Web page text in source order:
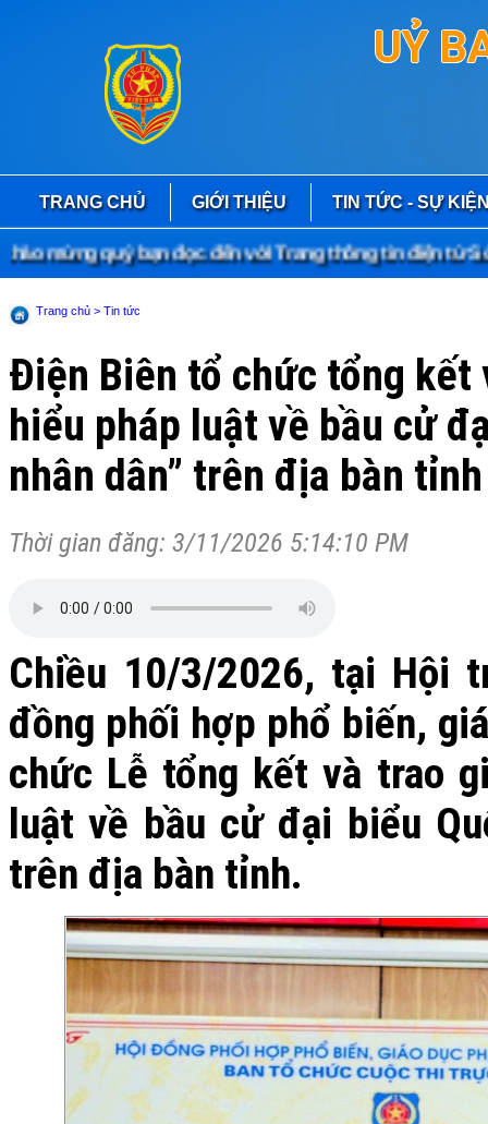
UỶ
TRANG CHỦ GIỚI THIỆU TIN TỨC - SỰ
mừng quý bạn đọc đến với Trang thông tin điện tử Sở Tư
Trang chủ > Tin tức
Điện Biên tổ chức tổng kết
hiểu pháp luật về bầu cử
nhân dân” trên địa bàn
Thời gian đăng: 3/11/2026 5:14:10 PM
Chiều 10/3/2026, tại Hội
đồng phối hợp phổ biến,
chức Lễ tổng kết và trao
luật về bầu cử đại biểu
trên địa bàn tỉnh.